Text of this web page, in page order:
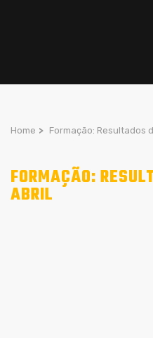
Home > Formação: Resultados
FORMAÇÃO:
ABRIL